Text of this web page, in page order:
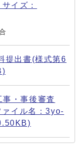
イズ：
提出書(様式第6
・事後審査
イル名：3yo-